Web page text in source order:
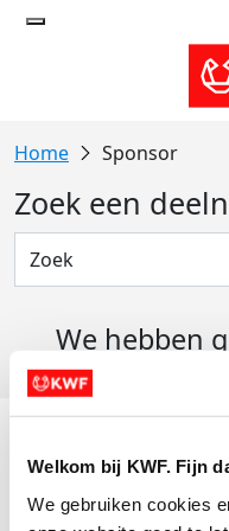
Welkom bij KWF. Fijn
We gebruiken cookies
Sponsor
Zoek een
We hebben
Actiematerialen
Evenementen